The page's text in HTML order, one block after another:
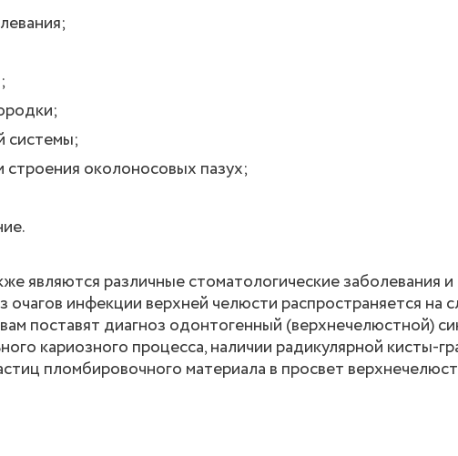
системы;
околоносовых пазух;
являются различные стоматологические заболевания
очагов инфекции верхней челюсти распространяется на
поставят диагноз одонтогенный (верхнечелюстной)
кариозного процесса, наличии радикулярной кисты-
пломбировочного материала в просвет